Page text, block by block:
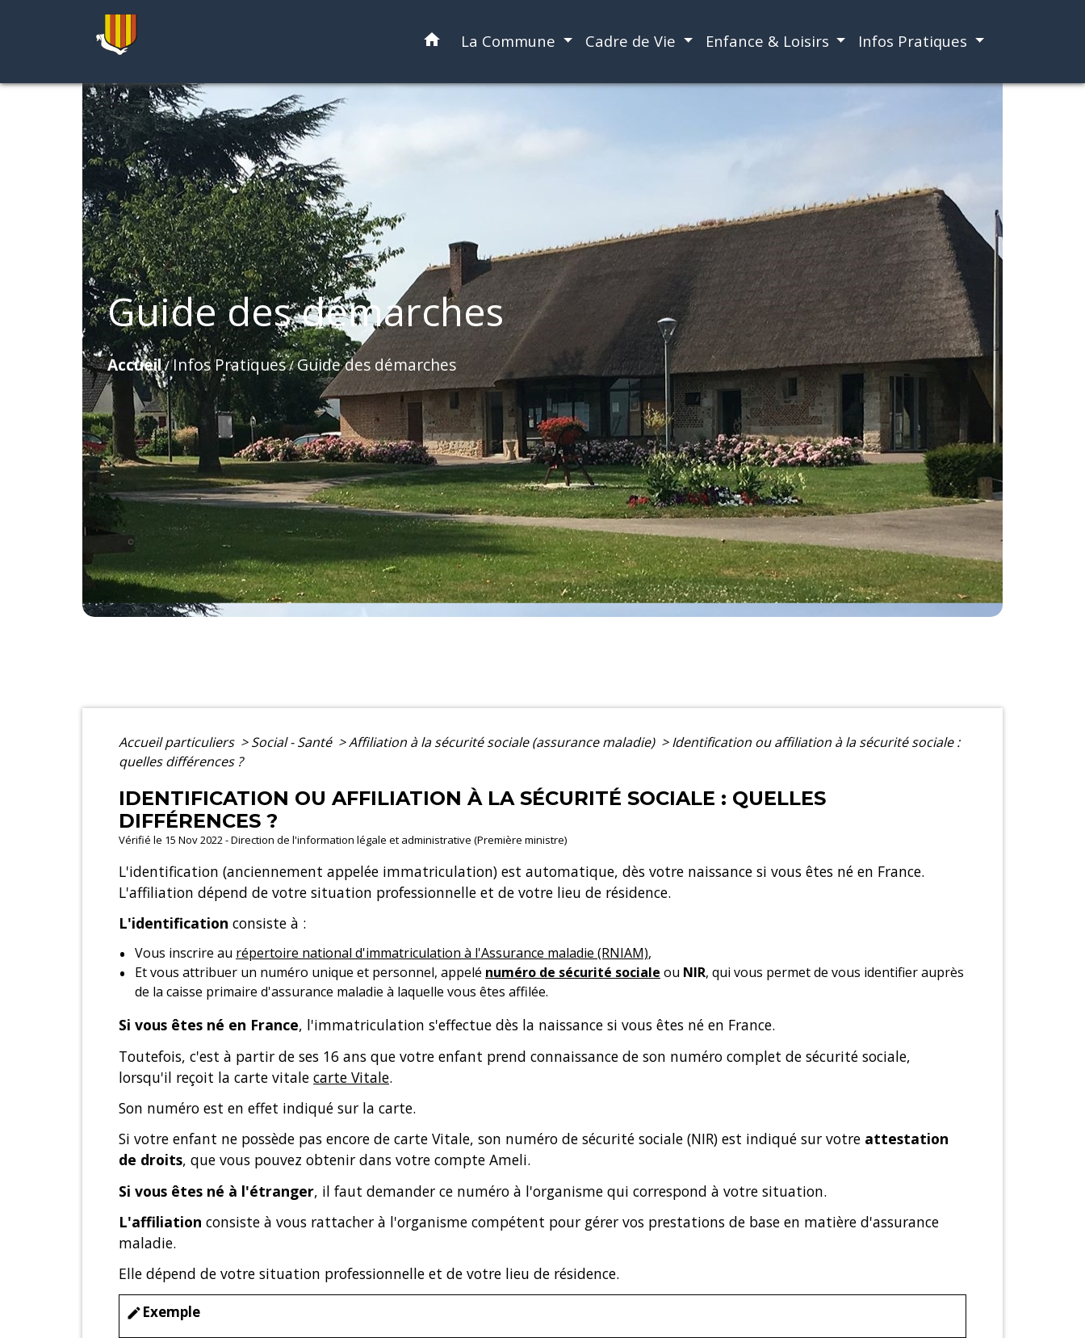
home La Commune Cadre de Vie Enfance & Loisirs Infos Pratiques
Guide des démarches
Accueil/Infos Pratiques/Guide des démarches
Accueil particuliers > Social - Santé >Affiliation à la sécurité sociale (assurance maladie) > Identification ou affiliation à la sécurité sociale :
quelles différences ?
IDENTIFICATION OU AFFILIATION À LA SÉCURITÉ SOCIALE : QUELLES
DIFFÉRENCES ?
Vérifié le 15 Nov 2022 - Direction de l'information légale et administrative (Première ministre)
L'identification (anciennement appelée immatriculation) est automatique, dès votre naissance si vous êtes né en France.
L'affiliation dépend de votre situation professionnelle et de votre lieu de résidence.
L'identification consiste à :
Vous inscrire au répertoire national d'immatriculation à l'Assurance maladie (RNIAM),
Et vous attribuer un numéro unique et personnel, appelé numéro de sécurité sociale ou NIR, qui vous permet de vous identifier auprès
de la caisse primaire d'assurance maladie à laquelle vous êtes affilée.
Si vous êtes né en France, l'immatriculation s'effectue dès la naissance si vous êtes né en France.
Toutefois, c'est à partir de ses 16 ans que votre enfant prend connaissance de son numéro complet de sécurité sociale,
lorsqu'il reçoit la carte vitale carte Vitale.
Son numéro est en effet indiqué sur la carte.
Si votre enfant ne possède pas encore de carte Vitale, son numéro de sécurité sociale (NIR) est indiqué sur votre attestation
de droits, que vous pouvez obtenir dans votre compte Ameli.
Si vous êtes né à l'étranger, il faut demander ce numéro à l'organisme qui correspond à votre situation.
L'affiliation consiste à vous rattacher à l'organisme compétent pour gérer vos prestations de base en matière d'assurance
maladie.
Elle dépend de votre situation professionnelle et de votre lieu de résidence.
edit Exemple